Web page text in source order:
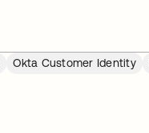
Okta Customer Identity